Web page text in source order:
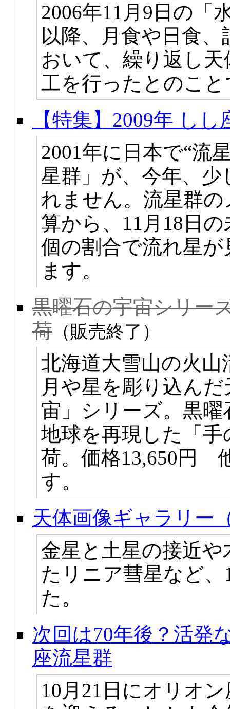
2006年11月9日の「
以降、月食や日食
おいて、繰り返し
工を行ったとのこ
【特集】2009年 しし
2001年に日本で“流
星群」が、今年、
れません。流星群
算から、11月18日
個の割合で流れ星
ます。
黒曜石の宇宙シリー
荷 （販売終了）
北海道大雪山の火
月や星を彫り込ん
宙」シリーズ。黒
地球を再現した「
荷。価格13,650円
す。
天体画像ギャラリー
金星と土星の接近
たリニア彗星など
た。
次回は70年後？活発
座流星群
10月21日にオリオ